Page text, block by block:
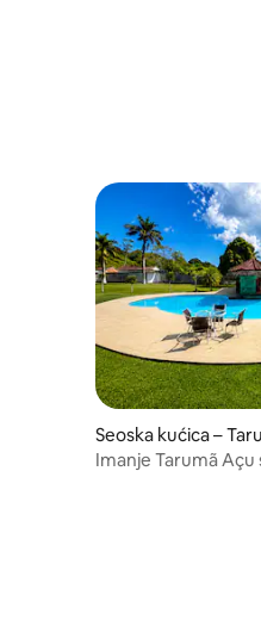
Seoska kućica –
Imanje Tarumã Açu